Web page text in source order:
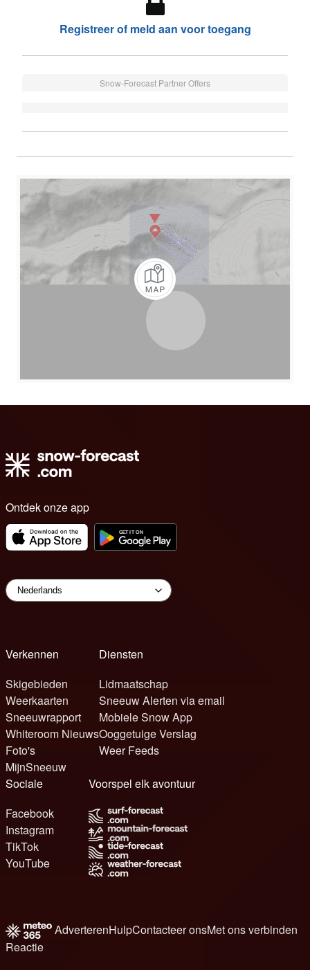
Registreer of meld aan voor toegang
Snow-Forecast Partner Offers
Ontdek onze app
Verkennen
Skigebieden
Weerkaarten
Sneeuwrapport
Whiteroom Nieuws
Foto's
MijnSneeuw
Diensten
Lidmaatschap
Sneeuw Alerten via email
Mobiele Snow App
Ooggetuige Verslag
Weer Feeds
Sociale
Facebook
Instagram
TikTok
YouTube
Voorspel elk avontuur
AdverterenHulpContacteer onsMet ons verbinden
Reactie